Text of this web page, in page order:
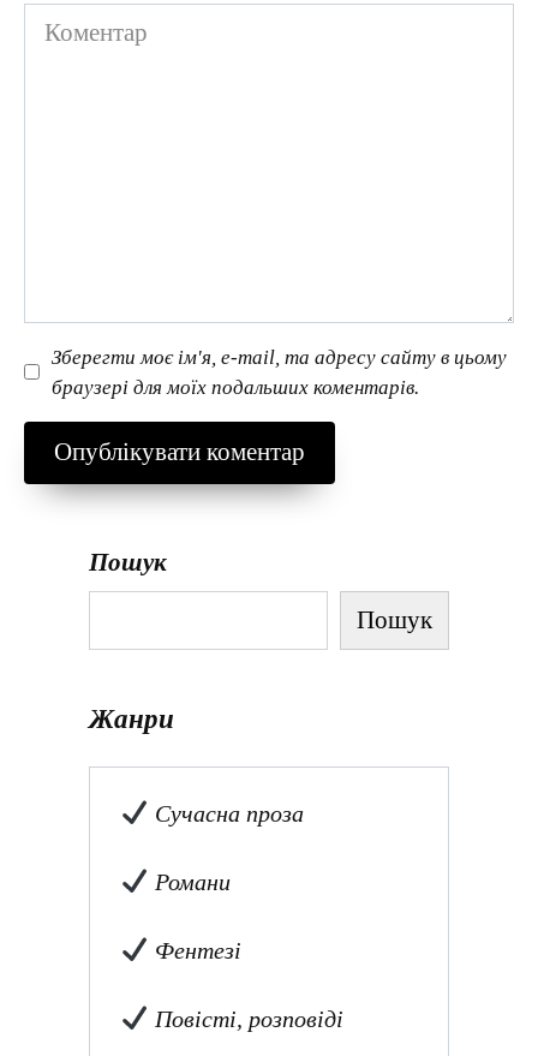
Коментар
Зберегти моє ім'я, e-mail, та адресу сайту в цьому
браузері для моїх подальших коментарів.
Пошук
Пошук
Жанри
Сучасна проза
Романи
Фентезі
Повісті, розповіді